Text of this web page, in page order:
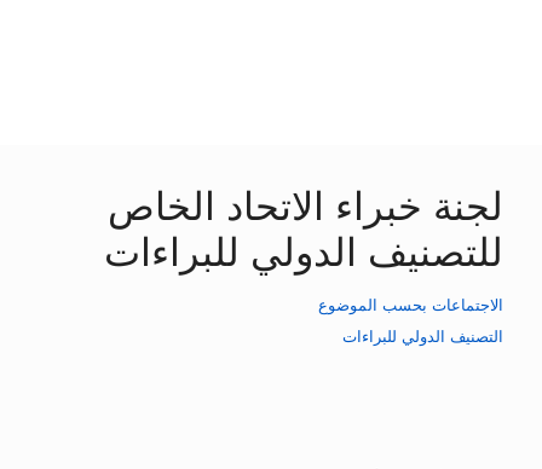
لجنة خبراء الاتحاد الخاص
للتصنيف الدولي للبراءات
الاجتماعات بحسب الموضوع
التصنيف الدولي للبراءات